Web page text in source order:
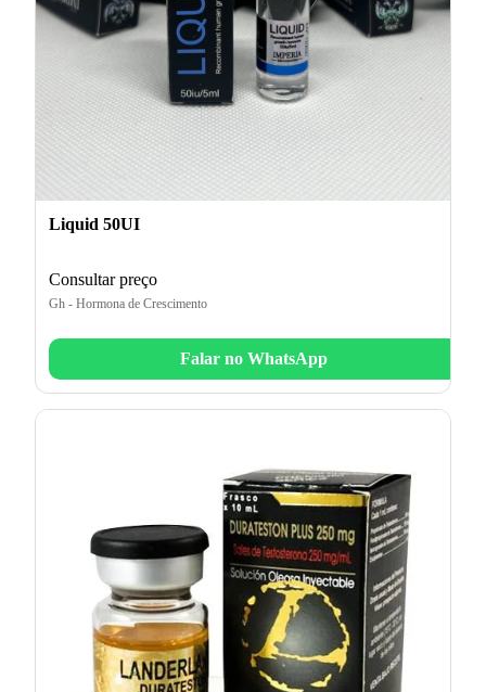
Liquid 50UI
Consultar preço
Gh - Hormona de Crescimento
Falar no WhatsApp